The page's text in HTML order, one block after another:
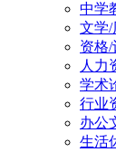
中学
文学/
资格
人力
学术
行业
办公
生活